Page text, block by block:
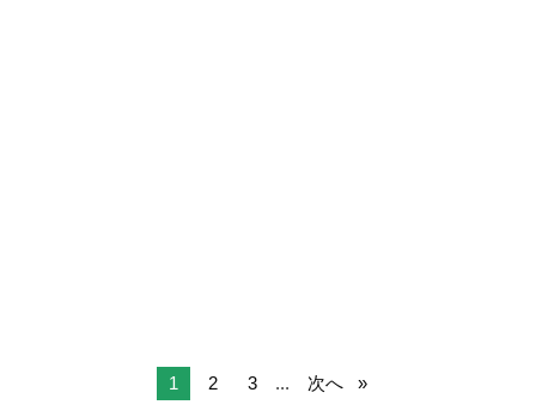
1 2 3 ... 次へ